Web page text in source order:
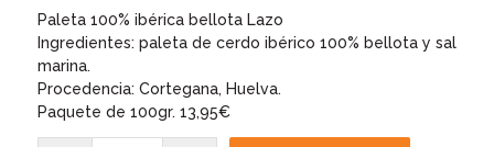
Paleta 100% ibérica bellota Lazo
Ingredientes: paleta de cerdo ibérico 100% bellota y sal
marina.
Procedencia: Cortegana, Huelva.
Paquete de 100gr. 13,95€